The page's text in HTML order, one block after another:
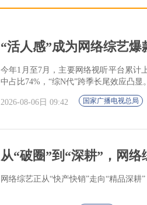
“活人感”成为网络综艺
今年1月至7月，主要网络视听平台累计
中占比74%，“综N代”跨季长尾效应凸显
2026-08-06日 09:42 国家广播电视总局
从“破圈”到“深耕”，网
网络综艺正从“快产快销”走向“精品深耕